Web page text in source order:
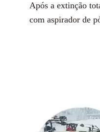
Após a extinção
com aspirador de